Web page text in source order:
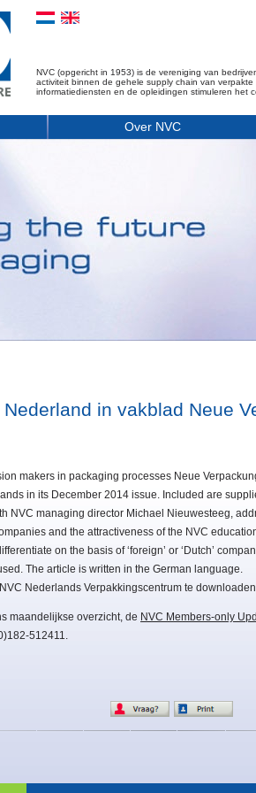
NVC (opgericht in 1953) is de vereniging van
activiteit binnen de gehele supply chain van
informatiediensten en de opleidingen stimuleren het
Over NVC
in vakblad Neue
makers in packaging processes Neue
in its December 2014 issue. Included are
NVC managing director Michael Nieuwesteeg,
and the attractiveness of the NVC
on the basis of ‘foreign’ or ‘Dutch’
The article is written in the German language.
Nederlands Verpakkingscentrum te
maandelijkse overzicht, de NVC Members-only
512411.